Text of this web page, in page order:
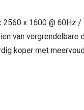
2560 x 1600 @ 60Hz /
van vergrendelbare
koper met